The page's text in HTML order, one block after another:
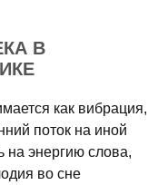
В
как вибрация,
поток на иной
на энергию слова,
во сне